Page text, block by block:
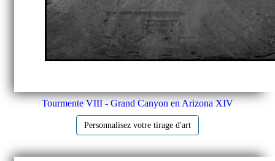
Tourmente VIII - Grand Canyon en Arizona XIV
Personnalisez votre tirage d'art